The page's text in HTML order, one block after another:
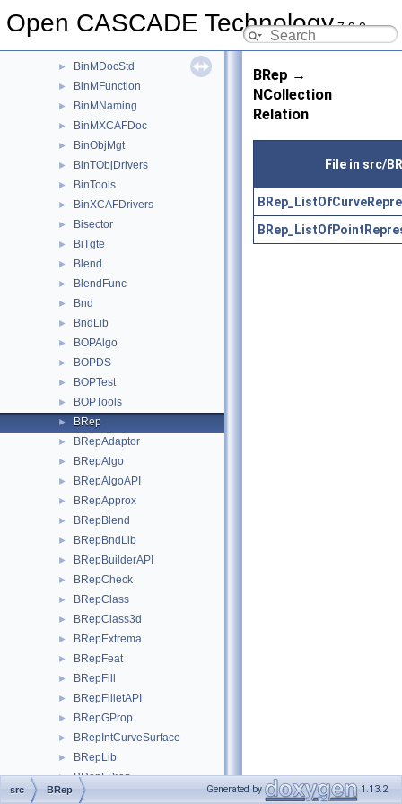
Open CASCADE Technology7.9.0
BinMDataXtd
► BinMDocStd
► BinMFunction
► BinMNaming
► BinMXCAFDoc
► BinObjMgt
► BinTObjDrivers
► BinTools
► BinXCAFDrivers
► Bisector
► BiTgte
► Blend
► BlendFunc
► Bnd
► BndLib
► BOPAlgo
► BOPDS
► BOPTest
► BOPTools
► BRep
► BRepAdaptor
► BRepAlgo
► BRepAlgoAPI
► BRepApprox
► BRepBlend
► BRepBndLib
► BRepBuilderAPI
► BRepCheck
► BRepClass
► BRepClass3d
► BRepExtrema
► BRepFeat
► BRepFill
► BRepFilletAPI
► BRepGProp
► BRepIntCurveSurface
► BRepLib
► BRepLProp
► BRepMAT2d
BRep →
NCollection
Relation
File in src/
src BRep Generated by 1.13.2